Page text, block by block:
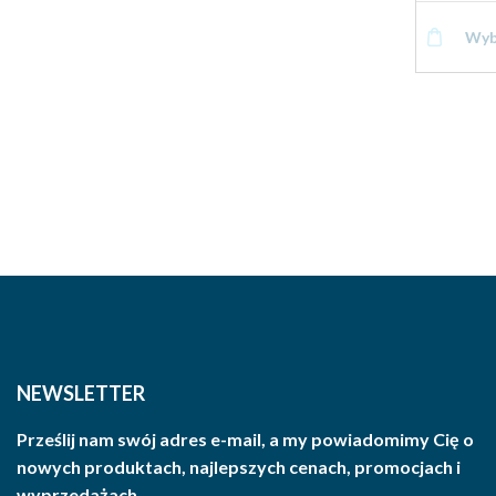
NEWSLETTER
Prześlij nam swój adres e-mail, a my powiadomimy Cię o
nowych produktach, najlepszych cenach, promocjach i